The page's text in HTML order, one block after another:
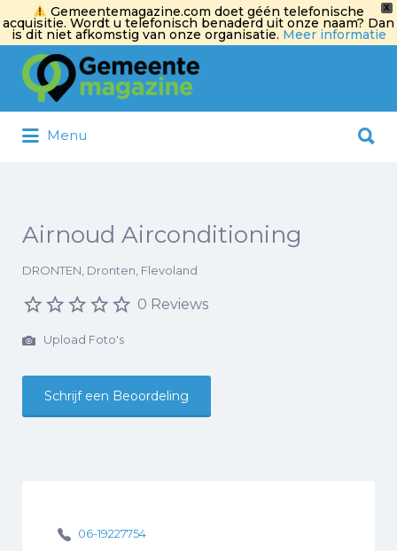
X
Gemeentemagazine.com doet géén telefonische
acquisitie. Wordt u telefonisch benaderd uit onze naam? Dan
is dit niet afkomstig van onze organisatie. Meer informatie
Zoek
naar:
Menu
naar:
Airnoud Airconditioning
DRONTEN, Dronten, Flevoland
0 Reviews
Upload Foto's
Schrijf een Beoordeling
06-19227754